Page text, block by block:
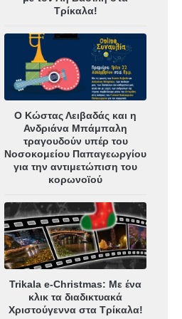
Τρίκαλα!
Ο Κώστας Λειβαδάς και η
Ανδριάνα Μπάμπαλη
τραγουδούν υπέρ του
Νοσοκομείου Παπαγεωργίου
για την αντιμετώπιση του
κορωνοϊού
Trikala e-Christmas: Με ένα
κλικ τα διαδικτυακά
Χριστούγεννα στα Τρίκαλα!